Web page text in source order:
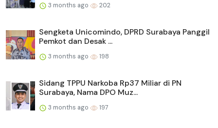
3 months ago 202
Sengketa Unicomindo, DPRD Surabaya Panggil
Pemkot dan Desak ...
3 months ago 198
Sidang TPPU Narkoba Rp37 Miliar di PN
Surabaya, Nama DPO Muz...
3 months ago 197